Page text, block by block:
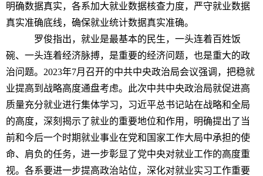
明确数据真实，各系加大就业数据核查力度，严守就业数据
真实准确底线，确保就业统计数据真实准确。
罗俊指出，就业是最基本的民生，一头连着百姓饭
碗、一头连着经济脉搏，是重要的经济问题，也是重大的政
治问题。2023年7月召开的中共中央政治局会议强调，把稳就
业提高到战略高度通盘考虑。此次中共中央政治局就促进高
质量充分就业进行集体学习，习近平总书记站在战略和全局
的高度，深刻揭示了就业的重要地位和作用，明确提出了当
前和今后一个时期就业事业在党和国家工作大局中承担的使
命、肩负的任务，进一步彰显了党中央对就业工作的高度重
视。各系要进一步提高政治站位，深化对就业实习工作重要